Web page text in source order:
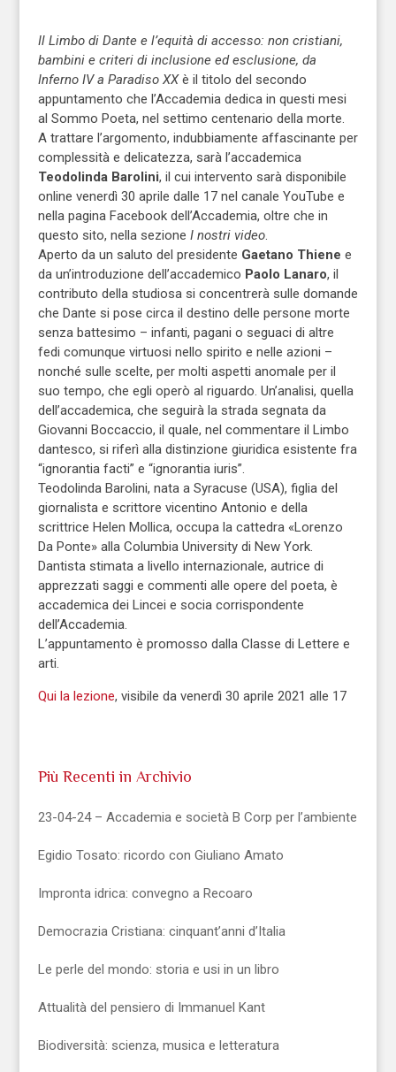
Il Limbo di Dante e l’equità di accesso: non cristiani,
bambini e criteri di inclusione ed esclusione, da
Inferno IV a Paradiso XXè il titolo del secondo
appuntamento che l’Accademia dedica in questi mesi
al Sommo Poeta, nel settimo centenario della morte.
A trattare l’argomento, indubbiamente affascinante per
complessità e delicatezza, sarà l’accademica
Teodolinda Barolini, il cui intervento sarà disponibile
online venerdì 30 aprile dalle 17 nel canale YouTube e
nella pagina Facebook dell’Accademia, oltre che in
questo sito, nella sezione I nostri video.
Aperto da un saluto del presidente Gaetano Thiene e
da un’introduzione dell’accademico Paolo Lanaro, il
contributo della studiosa si concentrerà sulle domande
che Dante si pose circa il destino delle persone morte
senza battesimo – infanti, pagani o seguaci di altre
fedi comunque virtuosi nello spirito e nelle azioni –
nonché sulle scelte, per molti aspetti anomale per il
suo tempo, che egli operò al riguardo. Un’analisi, quella
dell’accademica, che seguirà la strada segnata da
Giovanni Boccaccio, il quale, nel commentare il Limbo
dantesco, si riferì alla distinzione giuridica esistente fra
“ignorantia facti” e “ignorantia iuris”.
Teodolinda Barolini, nata a Syracuse (USA), figlia del
giornalista e scrittore vicentino Antonio e della
scrittrice Helen Mollica, occupa la cattedra «Lorenzo
Da Ponte» alla Columbia University di New York.
Dantista stimata a livello internazionale, autrice di
apprezzati saggi e commenti alle opere del poeta, è
accademica dei Lincei e socia corrispondente
dell’Accademia.
L’appuntamento è promosso dalla Classe di Lettere e
arti.
Qui la lezione, visibile da venerdì 30 aprile 2021 alle 17
Più Recenti in Archivio
23-04-24 – Accademia e società B Corp per l’ambiente
Egidio Tosato: ricordo con Giuliano Amato
Impronta idrica: convegno a Recoaro
Democrazia Cristiana: cinquant’anni d’Italia
Le perle del mondo: storia e usi in un libro
Attualità del pensiero di Immanuel Kant
Biodiversità: scienza, musica e letteratura